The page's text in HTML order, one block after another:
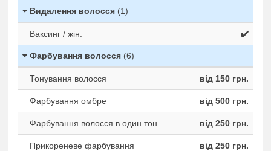
Видалення волосся (1)
Ваксинг / жін. ✔️
Фарбування волосся (6)
Тонування волосся від 150 грн.
Фарбування омбре від 500 грн.
Фарбування волосся в один тон від 250 грн.
Прикореневе фарбування від 250 грн.